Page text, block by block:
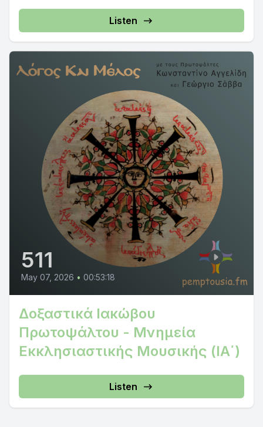
Listen
511
May 07, 2026 • 00:53:18
Δοξαστικά Ιακώβου
Πρωτοψάλτου - Μνημεία
Εκκλησιαστικής Μουσικής (ΙΑ΄)
Listen